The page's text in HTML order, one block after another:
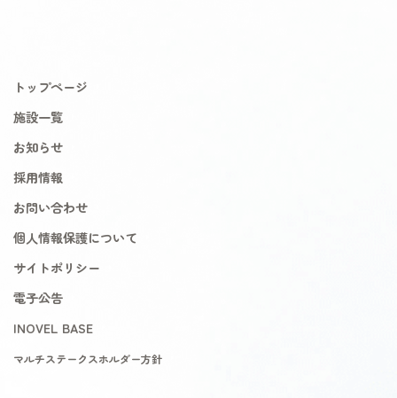
トップページ
施設一覧
お知らせ
採用情報
お問い合わせ
個人情報保護について
サイトポリシー
電子公告
INOVEL BASE
マルチステークスホルダー方針